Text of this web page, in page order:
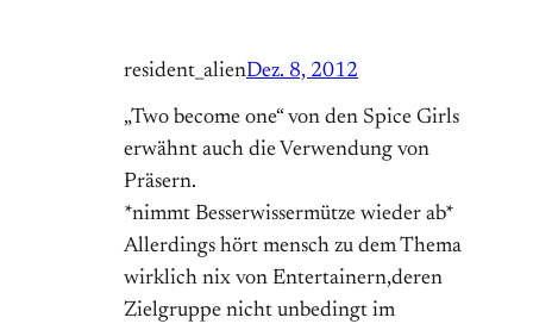
resident_alienDez. 8, 2012
„Two become one“ von den Spice Girls
erwähnt auch die Verwendung von
Präsern.
*nimmt Besserwissermütze wieder ab*
Allerdings hört mensch zu dem Thema
wirklich nix von Entertainern,deren
Zielgruppe nicht unbedingt im